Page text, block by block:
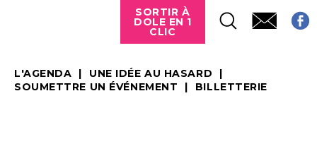
SORTIR À
DOLE EN 1
CLIC
L'AGENDA
UNE IDÉE AU HASARD
SOUMETTRE UN ÉVÉNEMENT
BILLETTERIE